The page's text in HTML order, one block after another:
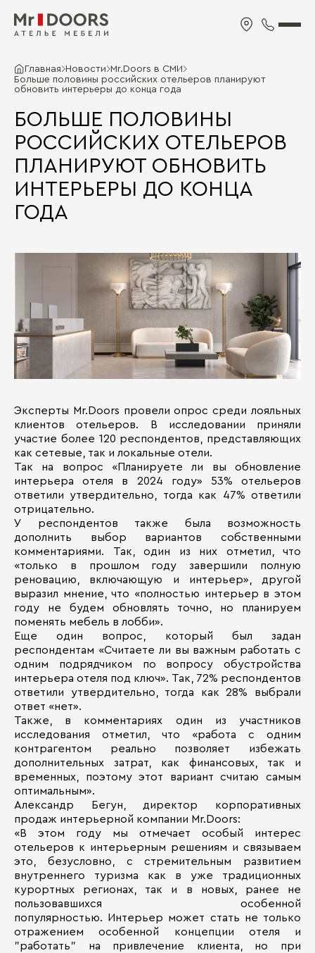
Главная Новости Mr.Doors в СМИ
Больше половины российских отельеров планируют
обновить интерьеры до конца года
БОЛЬШЕ ПОЛОВИНЫ
РОССИЙСКИХ ОТЕЛЬЕРОВ
ПЛАНИРУЮТ ОБНОВИТЬ
ИНТЕРЬЕРЫ ДО КОНЦА
ГОДА
Эксперты Mr.Doors провели опрос среди лояльных
клиентов отельеров. В исследовании приняли
участие более 120 респондентов, представляющих
как сетевые, так и локальные отели.
Так на вопрос «Планируете ли вы обновление
интерьера отеля в 2024 году» 53% отельеров
ответили утвердительно, тогда как 47% ответили
отрицательно.
У респондентов также была возможность
дополнить выбор вариантов собственными
комментариями. Так, один из них отметил, что
«только в прошлом году завершили полную
реновацию, включающую и интерьер», другой
выразил мнение, что «полностью интерьер в этом
году не будем обновлять точно, но планируем
поменять мебель в лобби».
Еще один вопрос, который был задан
респондентам «Считаете ли вы важным работать с
одним подрядчиком по вопросу обустройства
интерьера отеля под ключ». Так, 72% респондентов
ответили утвердительно, тогда как 28% выбрали
ответ «нет».
Также, в комментариях один из участников
исследования отметил, что «работа с одним
контрагентом реально позволяет избежать
дополнительных затрат, как финансовых, так и
временных, поэтому этот вариант считаю самым
оптимальным».
Александр Бегун, директор корпоративных
продаж интерьерной компании Mr.Doors:
«В этом году мы отмечает особый интерес
отельеров к интерьерным решениям и связываем
это, безусловно, с стремительным развитием
внутреннего туризма как в уже традиционных
курортных регионах, так и в новых, ранее не
пользовавшихся особенной
популярностью. Интерьер может стать не только
отражением особенной концепции отеля и
"работать" на привлечение клиента, но при